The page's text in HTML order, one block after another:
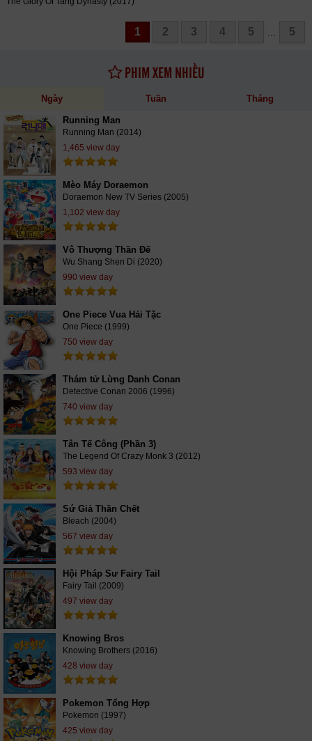
1 2 3 4 5 5
PHIM XEM NHIỀU
Ngày Tuần Tháng
Running Man
Running Man (2014)
1,465 view day
Mèo Máy Doraemon
Doraemon New TV Series (2005)
1,102 view day
Vô Thượng Thần Đế
Wu Shang Shen Di (2020)
990 view day
One Piece Vua Hải Tặc
One Piece (1999)
750 view day
Thám tử Lừng Danh Conan
Detective Conan 2006 (1996)
740 view day
Tân Tế Công (Phần 3)
The Legend Of Crazy Monk 3 (2012)
593 view day
Sứ Giả Thần Chết
Bleach (2004)
567 view day
Hội Pháp Sư Fairy Tail
Fairy Tail (2009)
497 view day
Knowing Bros
Knowing Brothers (2016)
428 view day
Pokemon Tổng Hợp
Pokemon (1997)
425 view day